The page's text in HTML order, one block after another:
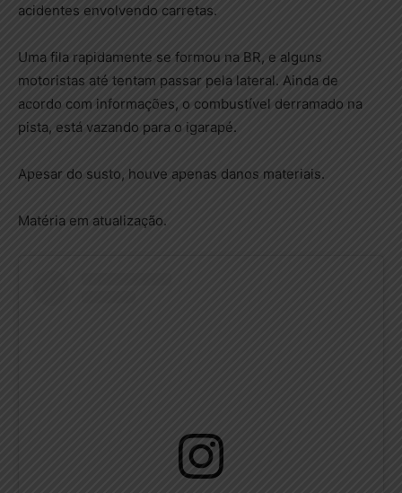
acidentes envolvendo carretas.
Uma fila rapidamente se formou na BR, e alguns
motoristas até tentam passar pela lateral. Ainda de
acordo com informações, o combustível derramado na
pista, está vazando para o igarapé.
Apesar do susto, houve apenas danos materiais.
Matéria em atualização.